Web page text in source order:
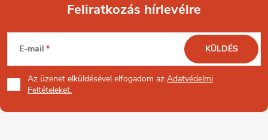
L
á
b
Feliratkozás hírlevélre
E-mail
Az üzenet elküldésével elfogadom az Adatvédelmi
Feltételeket.
KÜLDÉS